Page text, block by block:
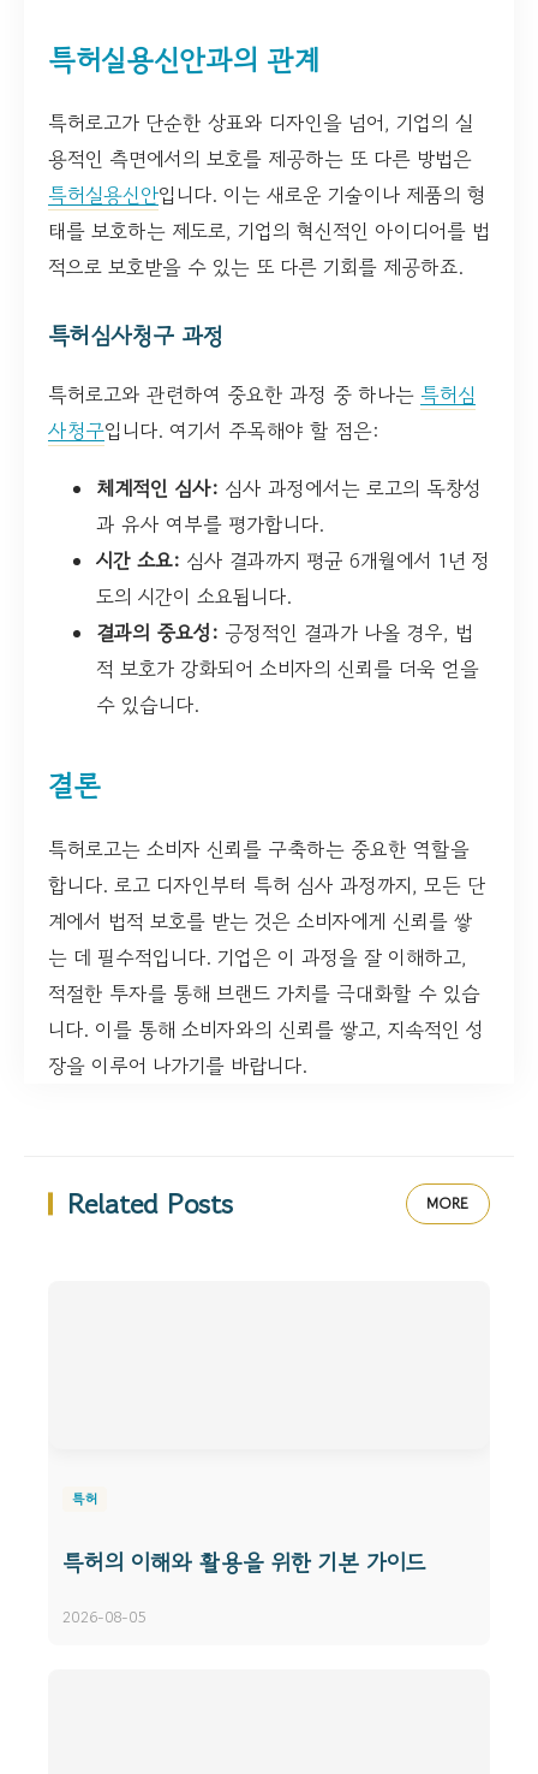
특허실용신안과의 관계
특허로고가 단순한 상표와 디자인을 넘어, 기업의 실
용적인 측면에서의 보호를 제공하는 또 다른 방법은
특허실용신안입니다. 이는 새로운 기술이나 제품의 형
태를 보호하는 제도로, 기업의 혁신적인 아이디어를 법
적으로 보호받을 수 있는 또 다른 기회를 제공하죠.
특허심사청구 과정
특허로고와 관련하여 중요한 과정 중 하나는 특허심
사청구입니다. 여기서 주목해야 할 점은:
체계적인 심사: 심사 과정에서는 로고의 독창성
과 유사 여부를 평가합니다.
시간 소요: 심사 결과까지 평균 6개월에서 1년 정
도의 시간이 소요됩니다.
결과의 중요성: 긍정적인 결과가 나올 경우, 법
적 보호가 강화되어 소비자의 신뢰를 더욱 얻을
수 있습니다.
결론
특허로고는 소비자 신뢰를 구축하는 중요한 역할을
합니다. 로고 디자인부터 특허 심사 과정까지, 모든 단
계에서 법적 보호를 받는 것은 소비자에게 신뢰를 쌓
는 데 필수적입니다. 기업은 이 과정을 잘 이해하고,
적절한 투자를 통해 브랜드 가치를 극대화할 수 있습
니다. 이를 통해 소비자와의 신뢰를 쌓고, 지속적인 성
장을 이루어 나가기를 바랍니다.
Related Posts MORE
특허
특허의 이해와 활용을 위한 기본 가이드
2026-08-05